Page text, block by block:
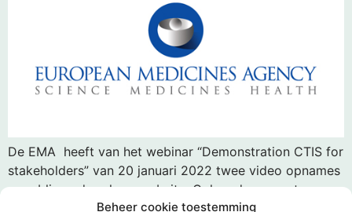
Beheer cookie toestemming
De EMA heeft van het webinar “Demonstration CTIS for
stakeholders” van 20 januari 2022 twee video opnames
gepubliceerd op haar website. Ook andere event
gerelateerde informatie kunt u daar vinden. De